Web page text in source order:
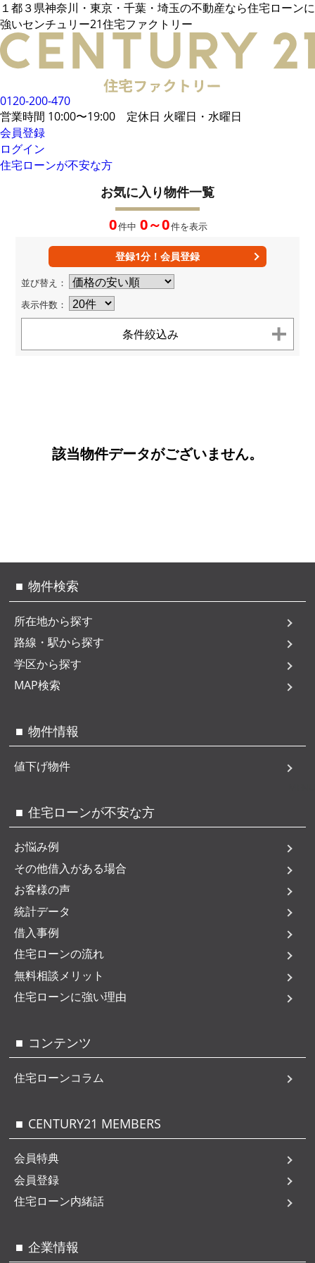
１都３県神奈川・東京・千葉・埼玉の不動産なら住宅ローンに
強いセンチュリー21住宅ファクトリー
0120-200-470
営業時間 10:00〜19:00 定休日 火曜日・水曜日
会員登録
ログイン
住宅ローンが不安な方
電話でご相談
メールでご相談
来店予約
LINEでお問い合わせ
お悩み例
その他借入がある場合
統計データ
借入事例
住宅ローンに強い
住宅ローン内緒話
会員特典
無料会員登録はこちら
ログイン
お気に入り一覧
所在地から探す
路線・駅から探す
新着物件
センチュリー21とは
個人情報保護方針
お気に入り物件一覧
0件中 0～0件を表示
登録1分！会員登録
並び替え：
表示件数：
条件絞込み
該当物件データがございません。
物件検索
所在地から探す
路線・駅から探す
学区から探す
MAP検索
物件情報
値下げ物件
住宅ローンが不安な方
お悩み例
その他借入がある場合
お客様の声
統計データ
借入事例
住宅ローンの流れ
無料相談メリット
住宅ローンに強い理由
コンテンツ
住宅ローンコラム
CENTURY21 MEMBERS
会員特典
会員登録
住宅ローン内緒話
企業情報